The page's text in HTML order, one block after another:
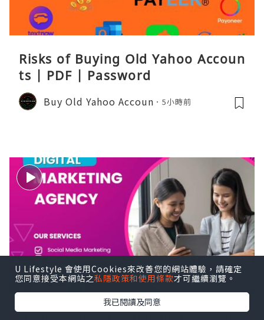
Risks of Buying Old Yahoo Accoun
ts | PDF | Password
Buy Old Yahoo Accoun 5小時前
U Lifestyle 會使用Cookies來改善您的網站體驗，請確定
您同意接受本網站之私隱政策和使用條款才可繼續瀏覽。
我已閱讀及同意